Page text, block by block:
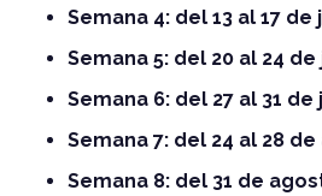
Semana 4: del 13 al 17 de
Semana 5: del 20 al 24 de
Semana 6: del 27 al 31 de
Semana 7: del 24 al 28
Semana 8: del 31 de